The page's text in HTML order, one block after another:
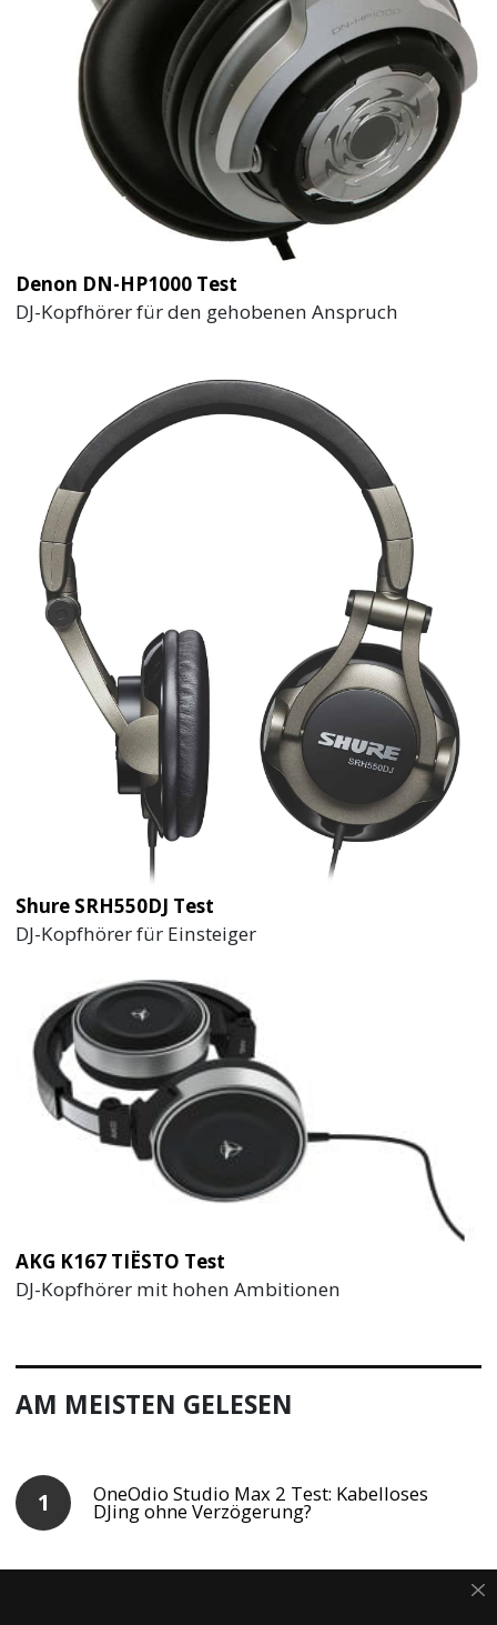
Denon DN-HP1000 Test
DJ-Kopfhörer für den gehobenen Anspruch
Shure SRH550DJ Test
DJ-Kopfhörer für Einsteiger
AKG K167 TIËSTO Test
DJ-Kopfhörer mit hohen Ambitionen
AM MEISTEN GELESEN
OneOdio Studio Max 2 Test: Kabelloses
DJing ohne Verzögerung?